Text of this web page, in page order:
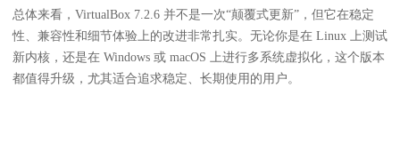
总体来看，VirtualBox 7.2.6 并不是一次“颠覆式更新”，但它在稳定
性、兼容性和细节体验上的改进非常扎实。无论你是在 Linux 上测试
新内核，还是在 Windows 或 macOS 上进行多系统虚拟化，这个版本
都值得升级，尤其适合追求稳定、长期使用的用户。